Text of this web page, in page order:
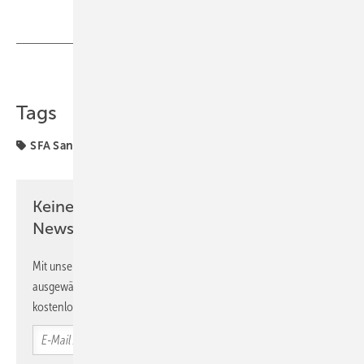
Tags
SFA Sanibroy
Keine Zeit? Kein Problem mit dem SBZ
Newsletter!
Mit unserem Newsletter erhalten Sie regelmäßig von uns
ausgewählte Informationen und Neuigkeiten, gebündelt und
kostenlos direkt ins Postfach.